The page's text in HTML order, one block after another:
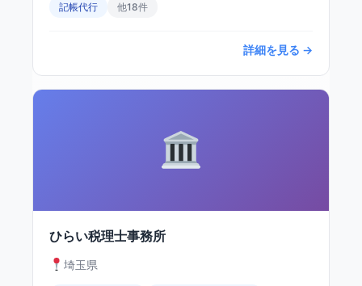
記帳代行
他18件
詳細を見る →
ひらい税理士事務所
埼玉県